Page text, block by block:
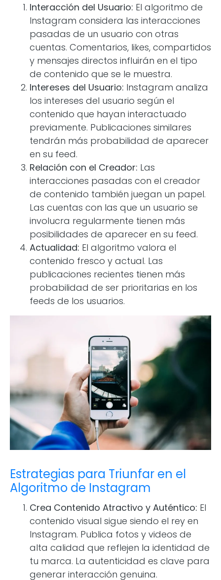
Interacción del Usuario: El algoritmo de
Instagram considera las interacciones
pasadas de un usuario con otras
cuentas. Comentarios, likes, compartidos
y mensajes directos influirán en el tipo
de contenido que se le muestra.
Intereses del Usuario: Instagram analiza
los intereses del usuario según el
contenido que hayan interactuado
previamente. Publicaciones similares
tendrán más probabilidad de aparecer
en su feed.
Relación con el Creador: Las
interacciones pasadas con el creador
de contenido también juegan un papel.
Las cuentas con las que un usuario se
involucra regularmente tienen más
posibilidades de aparecer en su feed.
Actualidad: El algoritmo valora el
contenido fresco y actual. Las
publicaciones recientes tienen más
probabilidad de ser prioritarias en los
feeds de los usuarios.
Estrategias para Triunfar en el
Algoritmo de Instagram
Crea Contenido Atractivo y Auténtico: El
contenido visual sigue siendo el rey en
Instagram. Publica fotos y videos de
alta calidad que reflejen la identidad de
tu marca. La autenticidad es clave para
generar interacción genuina.